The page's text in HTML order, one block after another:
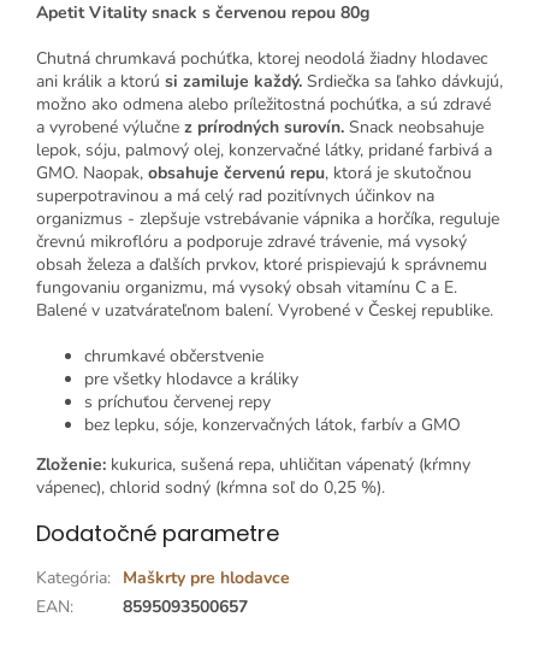
Apetit Vitality snack s červenou repou 80g
Chutná chrumkavá pochúťka, ktorej neodolá žiadny hlodavec
ani králik a ktorú si zamiluje každý. Srdiečka sa ľahko dávkujú,
možno ako odmena alebo príležitostná pochúťka, a sú zdravé
a vyrobené výlučne z prírodných surovín. Snack neobsahuje
lepok, sóju, palmový olej, konzervačné látky, pridané farbivá a
GMO. Naopak, obsahuje červenú repu, ktorá je skutočnou
superpotravinou a má celý rad pozitívnych účinkov na
organizmus - zlepšuje vstrebávanie vápnika a horčíka, reguluje
črevnú mikroflóru a podporuje zdravé trávenie, má vysoký
obsah železa a ďalších prvkov, ktoré prispievajú k správnemu
fungovaniu organizmu, má vysoký obsah vitamínu C a E.
Balené v uzatvárateľnom balení. Vyrobené v Českej republike.
chrumkavé občerstvenie
pre všetky hlodavce a králiky
s príchuťou červenej repy
bez lepku, sóje, konzervačných látok, farbív a GMO
Zloženie: kukurica, sušená repa, uhličitan vápenatý (kŕmny
vápenec), chlorid sodný (kŕmna soľ do 0,25 %).
Dodatočné parametre
Kategória: Maškrty pre hlodavce
EAN: 8595093500657